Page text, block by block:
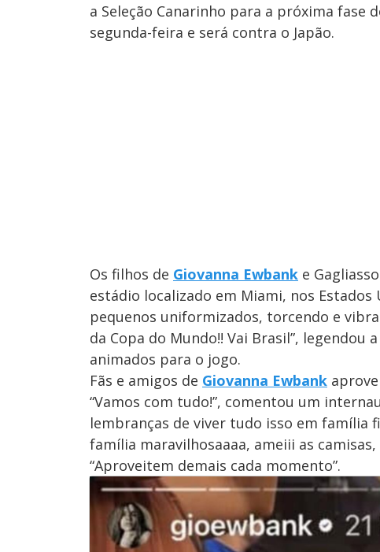
a Seleção Canarinho para a próxima
segunda-feira e será contra o Japão.
Os filhos de Giovanna Ewbank e
estádio localizado em Miami, nos
pequenos uniformizados, torcendo e
da Copa do Mundo!! Vai Brasil”,
animados para o jogo.
Fãs e amigos de Giovanna Ewbank
“Vamos com tudo!”, comentou um
lembranças de viver tudo isso em família
família maravilhosaaaa, ameiii as
“Aproveitem demais cada momento”.